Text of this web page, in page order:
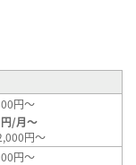
円～
円/月～
円～
円～